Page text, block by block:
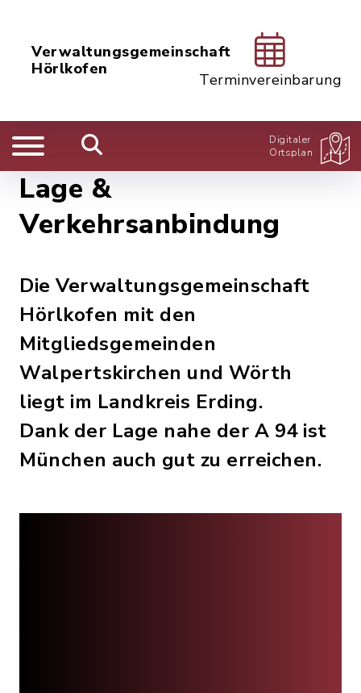
Verwaltungsgemeinschaft
Hörlkofen
Terminvereinbarung
Digitaler
Ortsplan
Lage &
Verkehrsanbindung
Die Verwaltungsgemeinschaft
Hörlkofen mit den
Mitgliedsgemeinden
Walpertskirchen und Wörth
liegt im Landkreis Erding.
Dank der Lage nahe der A 94 ist
München auch gut zu erreichen.